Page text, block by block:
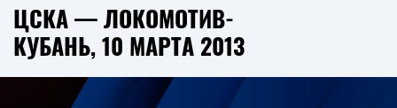
ЦСКА — ЛОКОМОТИВ-
КУБАНЬ, 10 МАРТА 2013